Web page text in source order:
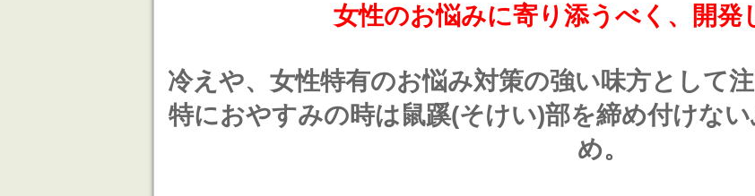
女性のお悩みに寄り添うべく、開発
冷えや、女性特有のお悩み対策の強い味方として
特におやすみの時は鼠蹊(そけい)部を締め付けな
め。